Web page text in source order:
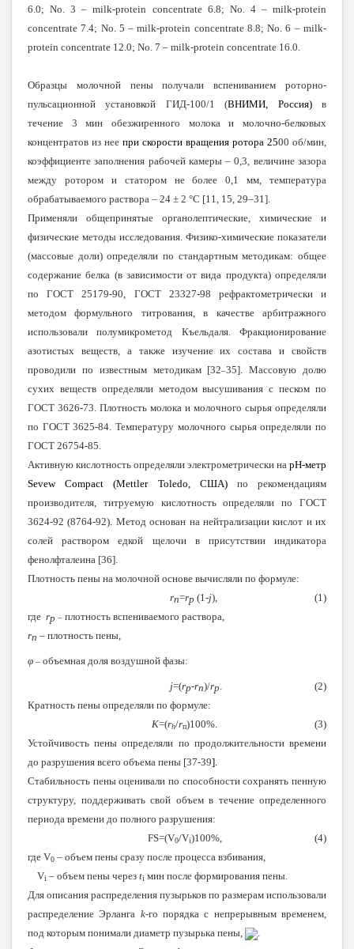
6.0; No. 3 – milk-protein concentrate 6.8; No. 4 – milk-protein
concentrate 7.4; No. 5 – milk-protein concentrate 8.8; No. 6 – milk-
protein concentrate 12.0; No. 7 – milk-protein concentrate 16.0.
Образцы молочной пены получали вспениванием роторно-
пульсационной установкой ГИД-100/1 (ВНИМИ, Россия)в
течение 3 мин обезжиренного молока и молочно-белковых
концентратов из нее при скорости вращения ротора 2500 об/мин,
коэффициенте заполнения рабочей камеры – 0,3, величине зазора
между ротором и статором не более 0,1 мм, температура
обрабатываемого раствора – 24 ± 2 °C [11, 15, 29–31].
Применяли общепринятые органолептические, химические и
физические методы исследования. Физико-химические показатели
(массовые доли) определяли по стандартным методикам: общее
содержание белка (в зависимости от вида продукта) определяли
по ГОСТ 25179-90, ГОСТ 23327-98 рефрактометрически и
методом формульного титрования, в качестве арбитражного
использовали полумикрометод Къельдаля. Фракционирование
азотистых веществ, а также изучение их состава и свойств
проводили по известным методикам [32–35]. Массовую долю
сухих веществ определяли методом высушивания с песком по
ГОСТ 3626-73. Плотность молока и молочного сырья определяли
по ГОСТ 3625-84. Температуру молочного сырья определяли по
ГОСТ 26754-85.
Активную кислотность определяли электрометрически на pH-метр
Sevew Compact (Mettler Toledo, США)по рекомендациям
производителя, титруемую кислотность определяли по ГОСТ
3624-92 (8764-92). Метод основан на нейтрализации кислот и их
солей раствором едкой щелочи в присутствии индикатора
фенолфталеина [36].
Плотность пены на молочной основе вычисляли по формуле:
rп=rр (1-j), (1)
где rр – плотность вспениваемого раствора,
rп – плотность пены,
φ – объемная доля воздушной фазы:
j=(rр-rп)/rр . (2)
Кратность пены определяли по формуле:
K=(rh/rп)100%. (3)
Устойчивость пены определяли по продолжительности времени
до разрушения всего объема пены [37-39].
Стабильность пены оценивали по способности сохранять пенную
структуру, поддерживать свой объем в течение определенного
периода времени до полного разрушения:
FS=(V0/Vi)100%, (4)
где V0 – объем пены сразу после процесса взбивания,
Vi – объем пены через ti мин после формирования пены.
Для описания распределения пузырьков по размерам использовали
распределение Эрланга k-го порядка с непрерывным временем,
под которым понимали диаметр пузырька пены,